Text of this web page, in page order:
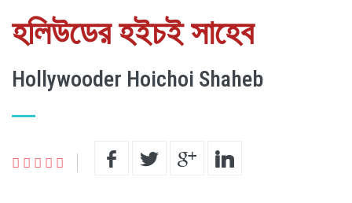
হলিউডের হইচই সাহেব
Hollywooder Hoichoi Shaheb